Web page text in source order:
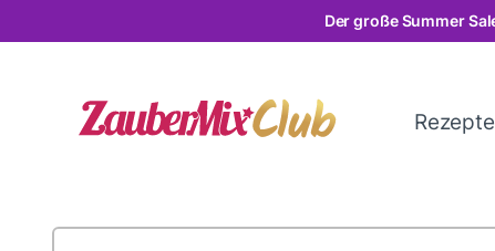
zum
Der große Summer
Rezepte